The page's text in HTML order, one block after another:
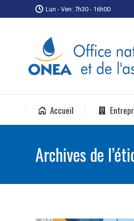
Lun - Ven: 7h30 - 16h00
Accueil
Archives de